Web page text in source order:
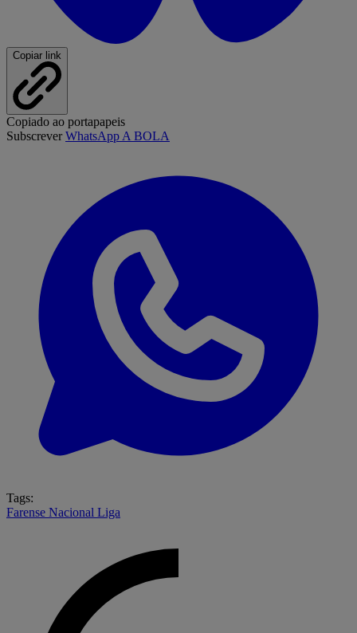
Copiar link
Copiado ao portapapeis
SubscreverWhatsApp A BOLA
Tags:
Farense Nacional Liga